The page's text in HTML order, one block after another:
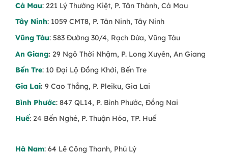
Cà Mau: 221 Lý Thường Kiệt, P. Tân Thành, Cà Mau
Tây Ninh: 1059 CMT8, P. Tân Ninh, Tây Ninh
Vũng Tàu: 583 Đường 30/4, Rạch Dừa, Vũng Tàu
An Giang: 29 Ngô Thời Nhậm, P. Long Xuyên, An Giang
Bến Tre: 10 Đại Lộ Đồng Khởi, Bến Tre
Gia Lai: 9 Cao Thắng, P. Pleiku, Gia Lai
Bình Phước: 847 QL14, P. Bình Phước, Đồng Nai
Huế: 24 Bến Nghé, P. Thuận Hóa, TP. Huế
Hà Nam: 64 Lê Công Thanh, Phủ Lý